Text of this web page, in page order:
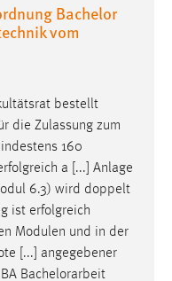
Bachelor
vom
bestellt
die Zulassung zum
160
a [...] Anlage
6.3) wird doppelt
ist erfolgreich
Modulen und in der
[...] angegebener
Bachelorarbeit